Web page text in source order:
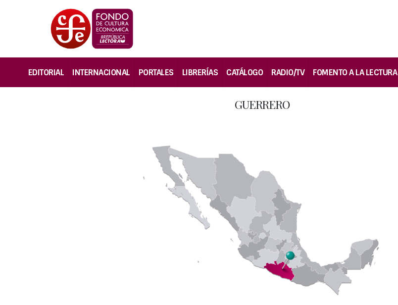
EDITORIAL INTERNACIONAL PORTALES LIBRERÍAS CATÁLOGO RADIO/TV FOMENTO A LA LECTURA
GUERRERO